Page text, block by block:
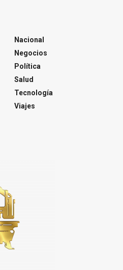
Nacional
Negocios
Política
Salud
Tecnología
Viajes